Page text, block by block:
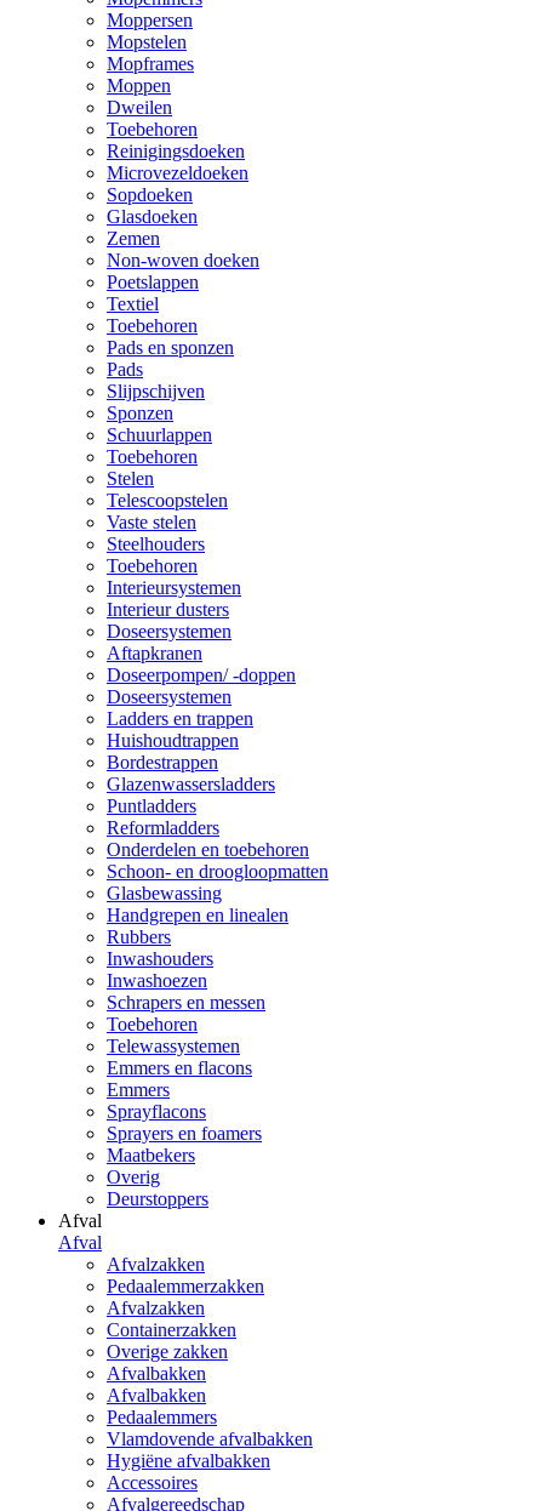
Moppersen
Mopstelen
Mopframes
Moppen
Dweilen
Toebehoren
Reinigingsdoeken
Microvezeldoeken
Sopdoeken
Glasdoeken
Zemen
Non-woven doeken
Poetslappen
Textiel
Toebehoren
Pads en sponzen
Pads
Slijpschijven
Sponzen
Schuurlappen
Toebehoren
Stelen
Telescoopstelen
Vaste stelen
Steelhouders
Toebehoren
Interieursystemen
Interieur dusters
Doseersystemen
Aftapkranen
Doseerpompen/ -doppen
Doseersystemen
Ladders en trappen
Huishoudtrappen
Bordestrappen
Glazenwassersladders
Puntladders
Reformladders
Onderdelen en toebehoren
Schoon- en droogloopmatten
Glasbewassing
Handgrepen en linealen
Rubbers
Inwashouders
Inwashoezen
Schrapers en messen
Toebehoren
Telewassystemen
Emmers en flacons
Emmers
Sprayflacons
Sprayers en foamers
Maatbekers
Overig
Deurstoppers
Afval
Afval
Afvalzakken
Pedaalemmerzakken
Afvalzakken
Containerzakken
Overige zakken
Afvalbakken
Afvalbakken
Pedaalemmers
Vlamdovende afvalbakken
Hygiëne afvalbakken
Accessoires
Afvalgereedschap